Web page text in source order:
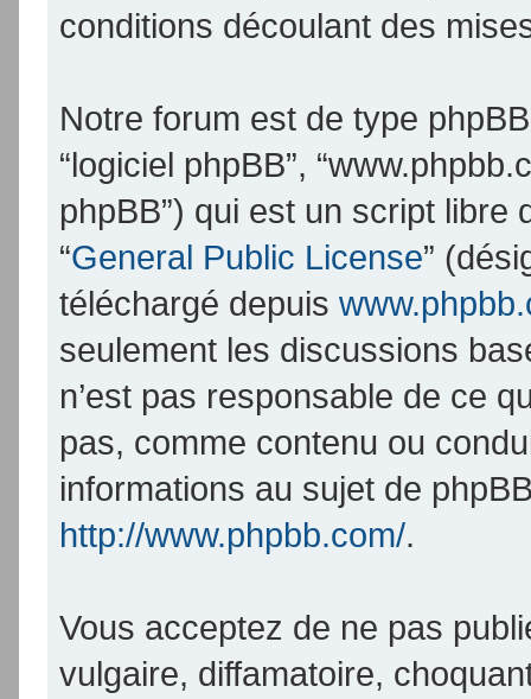
conditions découlant des
Notre forum est de type phpBB
“logiciel phpBB”,
phpBB”) qui est un script
“General Public License”
téléchargé depuis
seulement les discussions
n’est pas responsable de ce
pas, comme contenu ou
informations au sujet de
http://www.phpbb.com/.
Vous acceptez de ne pas
vulgaire, diffamatoire,